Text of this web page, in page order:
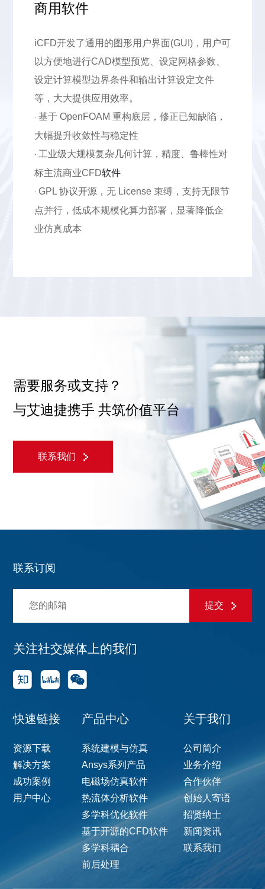
商用软件
iCFD开发了通用的图形用户界面(GUI)，用户可
以方便地进行CAD模型预览、设定网格参数、
设定计算模型边界条件和输出计算设定文件
等，大大提供应用效率。
· 基于OpenFOAM 重构底层，修正已知缺陷，
大幅提升收敛性与稳定性
· 工业级大规模复杂几何计算，精度、鲁棒性对
标主流商业CFD软件
· GPL 协议开源，无 License 束缚，支持无限节
点并行，低成本规模化算力部署，显著降低企
业仿真成本
需要服务或支持？
与艾迪捷携手 共筑价值平台
联系我们
联系订阅
提交
关注社交媒体上的我们
快速链接
资源下载
解决方案
成功案例
用户中心
产品中心
系统建模与仿真
Ansys系列产品
电磁场仿真软件
热流体分析软件
多学科优化软件
基于开源的CFD软件
多学科耦合
前后处理
关于我们
公司简介
业务介绍
合作伙伴
创始人寄语
招贤纳士
新闻资讯
联系我们